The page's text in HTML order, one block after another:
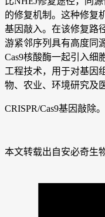
的修复机制。这种修复
基因敲入。在该修复路
游紧邻序列具有高度同
Cas9核酸酶一起引入细
工程技术，用于对基因
物、农业、环境研究及
CRISPR/Cas9基因敲除。
本文转载出自安必奇生